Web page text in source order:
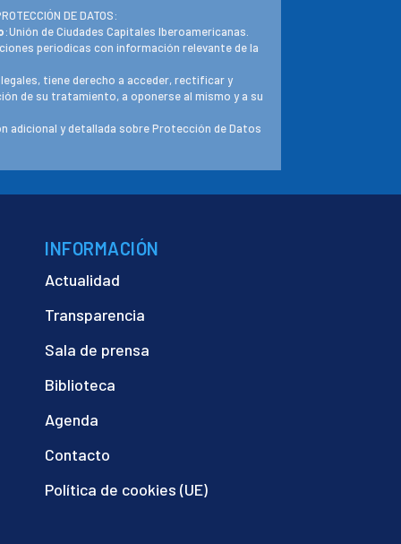
DE DATOS:
:Unión de Ciudades Capitales Iberoamericanas.
periodicas con información relevante de la
tiene derecho a acceder, rectificar y
de su tratamiento, a oponerse al mismo y a su
adicional y detallada sobre Protección de Datos
INFORMACIÓN
Actualidad
Transparencia
Sala de prensa
Biblioteca
Agenda
Contacto
Política de cookies (UE)